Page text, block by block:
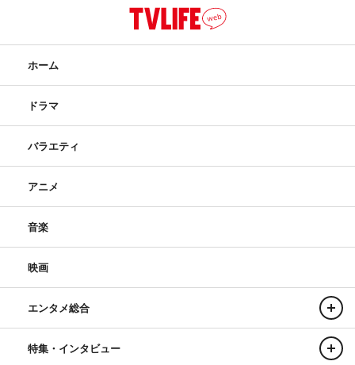
ホーム
ドラマ
バラエティ
アニメ
音楽
映画
エンタメ総合
特集・インタビュー